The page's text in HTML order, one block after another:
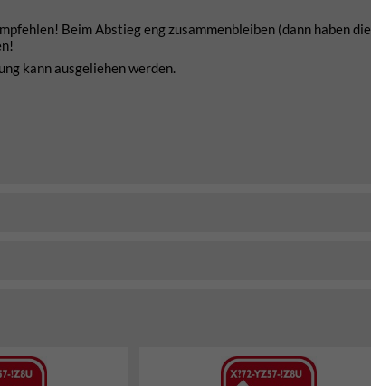
Beim Abstieg eng zusammenbleiben (dann haben die
kann ausgeliehen werden.